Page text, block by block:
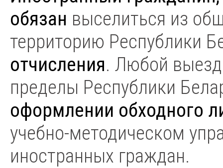
обязан выселиться из
территорию Республики
отчисления. Любой выезд
пределы Республики
оформлении обходного
учебно-методическом
иностранных граждан.